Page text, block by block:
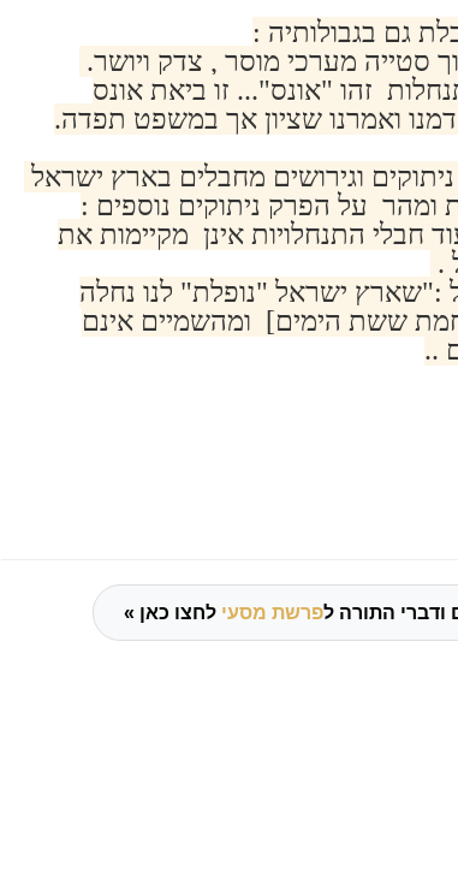
גם בגבולותיה :
סטייה מערכי מוסר , צדק ויושר.
זהו "אונס"... זו ביאת אונס
ואמרנו שציון אך במשפט תפדה.
וגירושים מחבלים בארץ ישראל
על הפרק ניתוקים נוספים :
חבלי התנחלויות אינן מקיימות את
.
:"שארץ ישראל "נופלת" לנו נחלה
ששת הימים] ומהשמיים אינם
..
ודברי התורה לפרשת מסעי לחצו כאן »